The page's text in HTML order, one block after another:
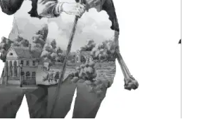
wie sehen unsere landwirtschaftlichen
sind die Arbeitsbedingungen darauf?
Museum Brot und Kunst in Ulm
und Zukunft des “Wundermittels”
darum.
und
seit gut 150 Jahren und heute mehr
der Aufzucht von Nutzpflanzen.